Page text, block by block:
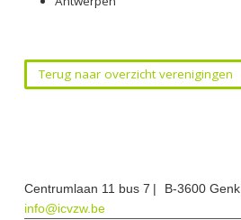
Terug naar overzicht verenigingen
Centrumlaan 11 bus 7 B-3600 Genk
info@icvzw.be